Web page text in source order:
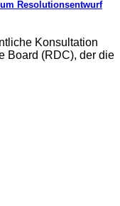
Resolutionsentwurf
Konsultation
Board (RDC), der die